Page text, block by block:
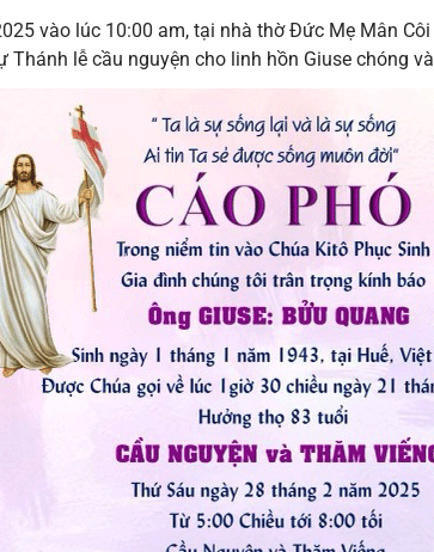
vào lúc 10:00 am, tại nhà thờ Đức Mẹ Mân
Thánh lễ cầu nguyện cho linh hồn Giuse chóng